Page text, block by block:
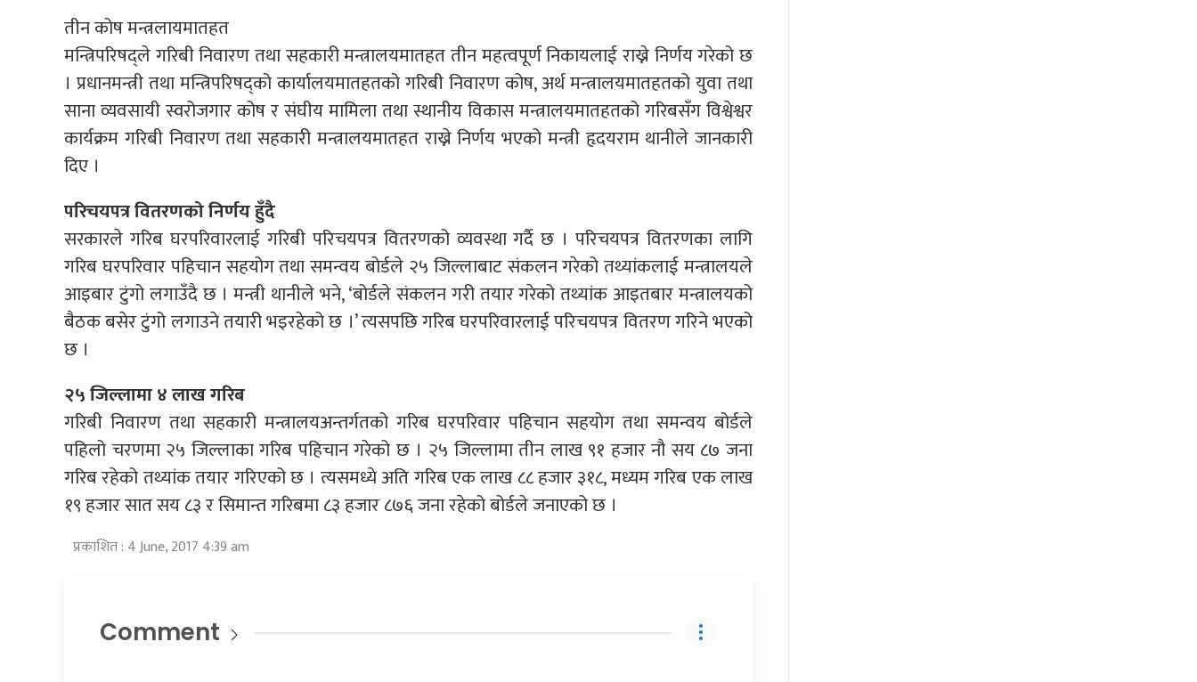
तीन कोष मन्त्रलायमातहत
मन्त्रिपरिषद्ले गरिबी निवारण तथा सहकारी मन्त्रालयमातहत तीन महत्वपूर्ण निकायलाई राख्ने निर्णय गरेको छ
। प्रधानमन्त्री तथा मन्त्रिपरिषद्को कार्यालयमातहतको गरिबी निवारण कोष, अर्थ मन्त्रालयमातहतको युवा तथा
साना व्यवसायी स्वरोजगार कोष र संघीय मामिला तथा स्थानीय विकास मन्त्रालयमातहतको गरिबसँग विश्वेश्वर
कार्यक्रम गरिबी निवारण तथा सहकारी मन्त्रालयमातहत राख्ने निर्णय भएको मन्त्री हृदयराम थानीले जानकारी
दिए ।
परिचयपत्र वितरणको निर्णय हुँदै
सरकारले गरिब घरपरिवारलाई गरिबी परिचयपत्र वितरणको व्यवस्था गर्दै छ । परिचयपत्र वितरणका लागि
गरिब घरपरिवार पहिचान सहयोग तथा समन्वय बोर्डले २५ जिल्लाबाट संकलन गरेको तथ्यांकलाई मन्त्रालयले
आइबार टुंगो लगाउँदै छ । मन्त्री थानीले भने, ‘बोर्डले संकलन गरी तयार गरेको तथ्यांक आइतबार मन्त्रालयको
बैठक बसेर टुंगो लगाउने तयारी भइरहेको छ ।’ त्यसपछि गरिब घरपरिवारलाई परिचयपत्र वितरण गरिने भएको
छ ।
२५ जिल्लामा ४ लाख गरिब
गरिबी निवारण तथा सहकारी मन्त्रालयअन्तर्गतको गरिब घरपरिवार पहिचान सहयोग तथा समन्वय बोर्डले
पहिलो चरणमा २५ जिल्लाका गरिब पहिचान गरेको छ । २५ जिल्लामा तीन लाख ९१ हजार नौ सय ८७ जना
गरिब रहेको तथ्यांक तयार गरिएको छ । त्यसमध्ये अति गरिब एक लाख ८८ हजार ३१८, मध्यम गरिब एक लाख
१९ हजार सात सय ८३ र सिमान्त गरिबमा ८३ हजार ८७६ जना रहेको बोर्डले जनाएको छ ।
प्रकाशित : 4 June, 2017 4:39 am
Comment